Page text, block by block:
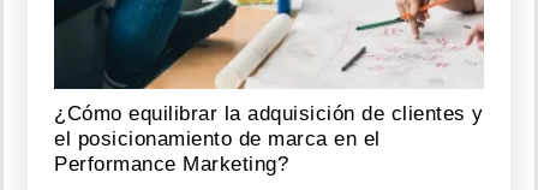
de
"Diddy"
Combs
Agosto
03,
¿Cómo equilibrar la adquisición de clientes y
el posicionamiento de marca en el
Performance Marketing?